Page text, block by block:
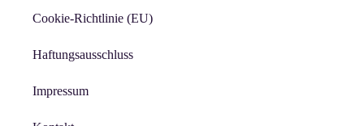
Cookie-Richtlinie (EU)
Haftungsausschluss
Impressum